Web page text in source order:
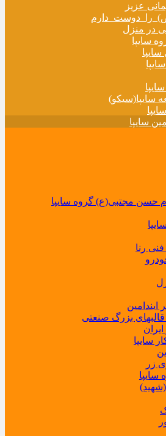
عزیز
در منزل
سایپا
سایپا(سیکو)
سایپا
رنا
ایندامین
بزرگ صنعتی
ایران
سایپا
زر
سایپا